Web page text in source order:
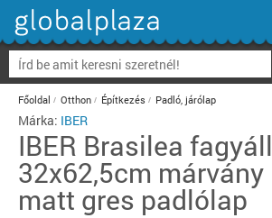
Főoldal Otthon Építkezés Padló, járólap
Márka: IBER
IBER Brasilea
32x62,5cm
matt gres padlólap